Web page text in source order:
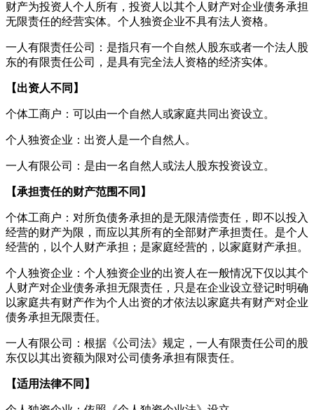
财产为投资人个人所有，投资人以其个人财产对企业债务承担
无限责任的经营实体。个人独资企业不具有法人资格。
一人有限责任公司：是指只有一个自然人股东或者一个法人股
东的有限责任公司，是具有完全法人资格的经济实体。
【出资人不同】
个体工商户：可以由一个自然人或家庭共同出资设立。
个人独资企业：出资人是一个自然人。
一人有限公司：是由一名自然人或法人股东投资设立。
【承担责任的财产范围不同】
个体工商户：对所负债务承担的是无限清偿责任，即不以投入
经营的财产为限，而应以其所有的全部财产承担责任。是个人
经营的，以个人财产承担；是家庭经营的，以家庭财产承担。
个人独资企业：个人独资企业的出资人在一般情况下仅以其个
人财产对企业债务承担无限责任，只是在企业设立登记时明确
以家庭共有财产作为个人出资的才依法以家庭共有财产对企业
债务承担无限责任。
一人有限公司：根据《公司法》规定，一人有限责任公司的股
东仅以其出资额为限对公司债务承担有限责任。
【适用法律不同】